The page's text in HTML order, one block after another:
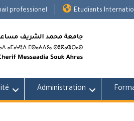
professionel Etudiants
Administration